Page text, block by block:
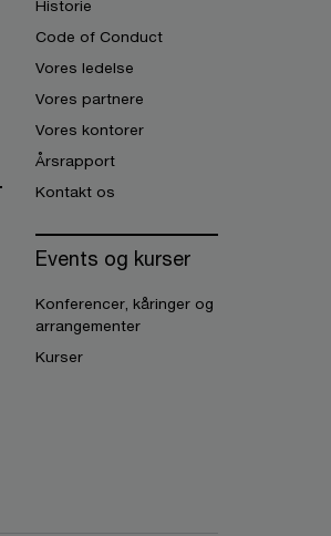
Historie
Code of Conduct
Vores ledelse
Vores partnere
Vores kontorer
Årsrapport
Kontakt os
Events og kurser
Konferencer, kåringer og
arrangementer
Kurser